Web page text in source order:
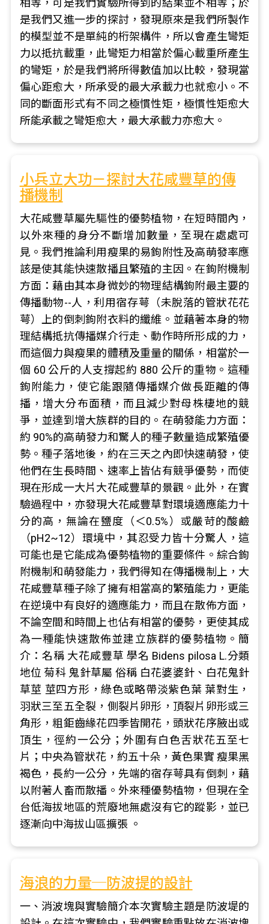
相等，可是我們實驗所得到的結果並不相等；於
是我們又進一步的探討，發現原來是我們所製作
的模型並不是單純的桁架構件，所以會產生彎矩
力以抵抗載重，此彎矩力相當於偏心載重所產生
的彎矩，於是我們將所得數值加以比較，發現當
偏心距愈大，所承受的最大承載力也就愈小。不
同的斷面形式有不同之極慣性矩，極慣性矩愈大
所能承載之彎矩愈大，最大承載力亦愈大。
小兵立大功－探討大花咸豐草的傳
播機制
大花咸豐草屬先驅性的優勢植物，在短時間內，
以外來種的身分不斷增加數量，至現在處處可
見。我們推論利用瘦果的易鉤附性及高萌發率應
該是使其能快速散播且繁殖的主因。在鉤附機制
方面：藉由其本身微妙的物理結構鉤附最主要的
傳播動物--人，利用宿存萼（未脫落的管狀花花
萼）上的倒刺鉤附衣料的纖維。並藉著本身的物
理結構抵抗傳播媒介行走、動作時所形成的力，
而這個力與瘦果的體積及重量的關係，相當於一
個 60 公斤的人支撐起約 880 公斤的重物。這種
鉤附能力，使它能跟隨傳播媒介做長距離的傳
播，增大分布面積，而且減少對母株棲地的競
爭，並達到增大族群的目的。在萌發能力方面：
約 90%的高萌發力和驚人的種子數量造成繁殖優
勢。種子落地後，約在三天之內即快速萌發，使
他們在生長時間、速率上皆佔有競爭優勢，而使
現在形成一大片大花咸豐草的景觀。此外，在實
驗過程中，亦發現大花咸豐草對環境適應能力十
分的高，無論在鹽度（＜0.5%）或嚴苛的酸鹼
（pH2~12）環境中，其忍受力皆十分驚人，這
可能也是它能成為優勢植物的重要條件。綜合鉤
附機制和萌發能力，我們得知在傳播機制上，大
花咸豐草種子除了擁有相當高的繁殖能力，更能
在逆境中有良好的適應能力，而且在散佈方面，
不論空間和時間上也佔有相當的優勢，更使其成
為一種能快速散佈並建立族群的優勢植物。簡
介：名稱 大花咸豐草 學名 Bidens pilosa L.分類
地位 菊科 鬼針草屬 俗稱 白花婆婆針、白花鬼針
草莖 莖四方形，綠色或略帶淡紫色葉 葉對生，
羽狀三至五全裂，側裂片卵形，頂裂片卵形或三
角形，粗鉅齒緣花四季皆開花，頭狀花序腋出或
頂生，徑約一公分；外圍有白色舌狀花五至七
片；中央為管狀花，約五十朵，黃色果實 瘦果黑
褐色，長約一公分，先端的宿存萼具有倒刺，藉
以附著人畜而散播。外來種優勢植物，但現在全
台低海拔地區的荒廢地無處沒有它的蹤影，並已
逐漸向中海拔山區擴張 。
海浪的力量─防波提的設計
一、消波塊與實驗簡介本次實驗主題是防波堤的